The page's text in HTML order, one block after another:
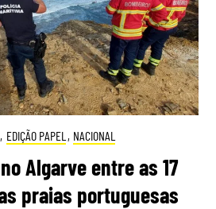
, EDIÇÃO PAPEL , NACIONAL
Algarve entre as 17
praias portuguesas